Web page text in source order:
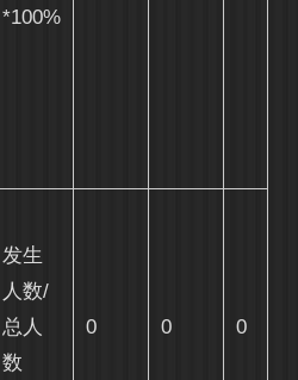
*100%
发生
人数/
总人
数
0 0 0